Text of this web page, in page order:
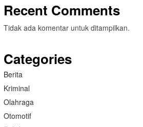
Recent Comments
Tidak ada komentar untuk ditampilkan.
Categories
Berita
Kriminal
Olahraga
Otomotif